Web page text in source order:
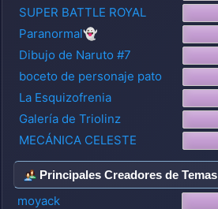
SUPER BATTLE ROYAL
Paranormal👻
Dibujo de Naruto #7
boceto de personaje pato
La Esquizofrenia
Galería de Triolinz
MECÁNICA CELESTE
Principales Creadores de Temas
moyack